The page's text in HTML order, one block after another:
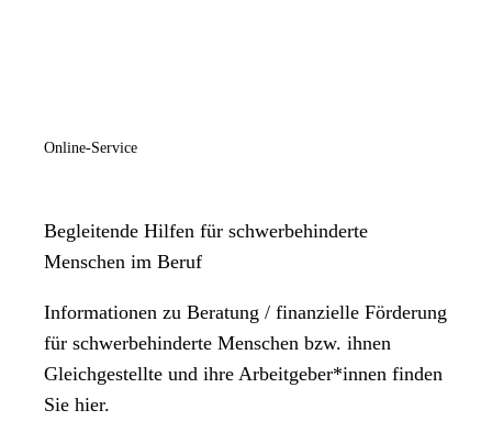
Online-Service
Begleitende Hilfen für schwerbehinderte
Menschen im Beruf
Informationen zu Beratung / finanzielle Förderung
für schwerbehinderte Menschen bzw. ihnen
Gleichgestellte und ihre Arbeitgeber*innen finden
Sie hier.